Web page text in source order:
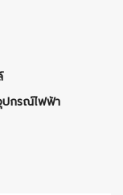
ปกรณ์ไฟฟ้า